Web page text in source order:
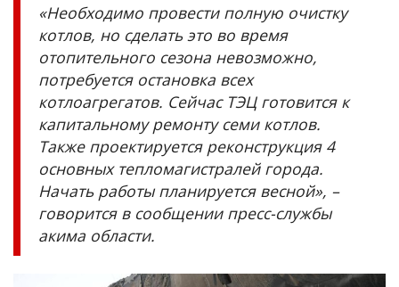
«Необходимо провести полную очистку
котлов, но сделать это во время
отопительного сезона невозможно,
потребуется остановка всех
котлоагрегатов. Сейчас ТЭЦ готовится к
капитальному ремонту семи котлов.
Также проектируется реконструкция 4
основных тепломагистралей города.
Начать работы планируется весной», –
говорится в сообщении пресс-службы
акима области.